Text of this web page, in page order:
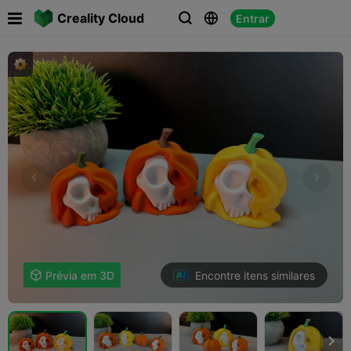
Creality Cloud   Entrar
 
 Prévia em 3D Encontre itens similares
